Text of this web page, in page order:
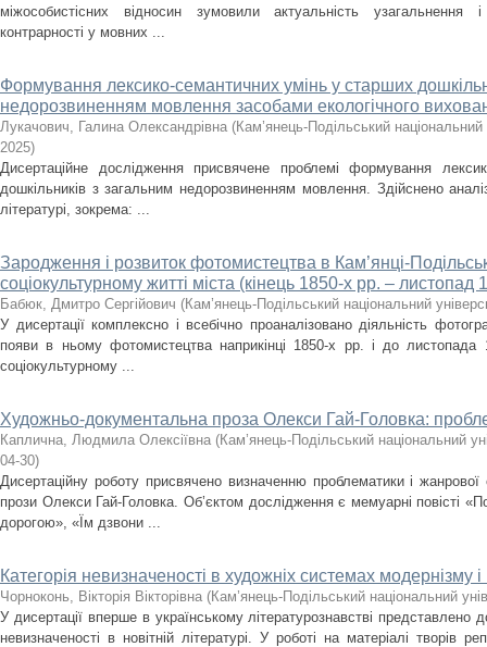
міжособистісних відносин зумовили актуальність узагальнення
контрарності у мовних ...
Формування лексико-семантичних умінь у старших
недорозвиненням мовлення засобами екологічного
Лукачович, Галина Олександрівна (Кам’янець-Подільський національний
2025)
Дисертаційне дослідження присвячене проблемі формування
дошкільників з загальним недорозвиненням мовлення. Здійснено
літературі, зокрема: ...
Зародження і розвиток фотомистецтва в Кам’янці-
соціокультурному житті міста (кінець 1850-х рр. – листопад
Бабюк, Дмитро Сергійович (Кам’янець-Подільський національний
У дисертації комплексно і всебічно проаналізовано діяльність
появи в ньому фотомистецтва наприкінці 1850-х рр. і до
соціокультурному ...
Художньо-документальна проза Олекси Гай-Головка:
Каплична, Людмила Олексіївна (Кам’янець-Подільський національний
04-30)
Дисертаційну роботу присвячено визначенню проблематики і
прози Олекси Гай-Головка. Об’єктом дослідження є мемуарні повісті
дорогою», «Їм дзвони ...
Категорія невизначеності в художніх системах модернізму
Чорноконь, Вікторія Вікторівна (Кам’янець-Подільський національний
У дисертації вперше в українському літературознавстві представлено
невизначеності в новітній літературі. У роботі на матеріалі творів